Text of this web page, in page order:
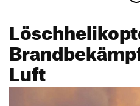
Internet der Dinge B.A.
Kommunikationsgestaltung
Produktgestaltung B.A.
Semesterjahr
7. Semester
Luft